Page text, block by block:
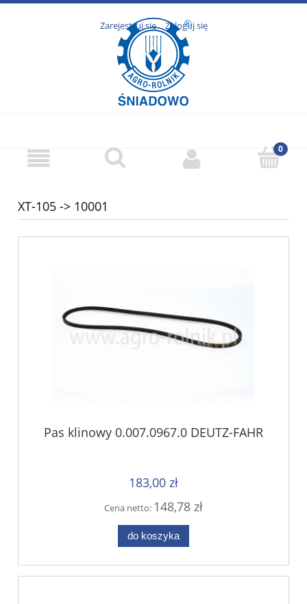
Zarejestruj się Zaloguj się
XT-105 -> 10001
Pas klinowy 0.007.0967.0 DEUTZ-FAHR
183,00 zł
Cena netto: 148,78 zł
do koszyka